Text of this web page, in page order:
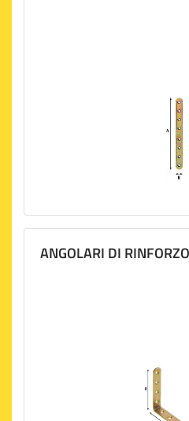
ANGOLARI DI